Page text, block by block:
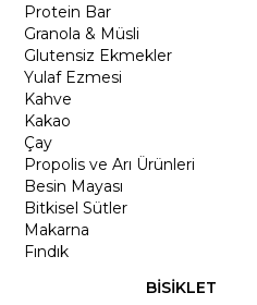
Protein Bar
Granola & Müsli
Glutensiz Ekmekler
Yulaf Ezmesi
Kahve
Kakao
Çay
Propolis ve Arı Ürünleri
Besin Mayası
Bitkisel Sütler
Makarna
Fındık
BİSİKLET